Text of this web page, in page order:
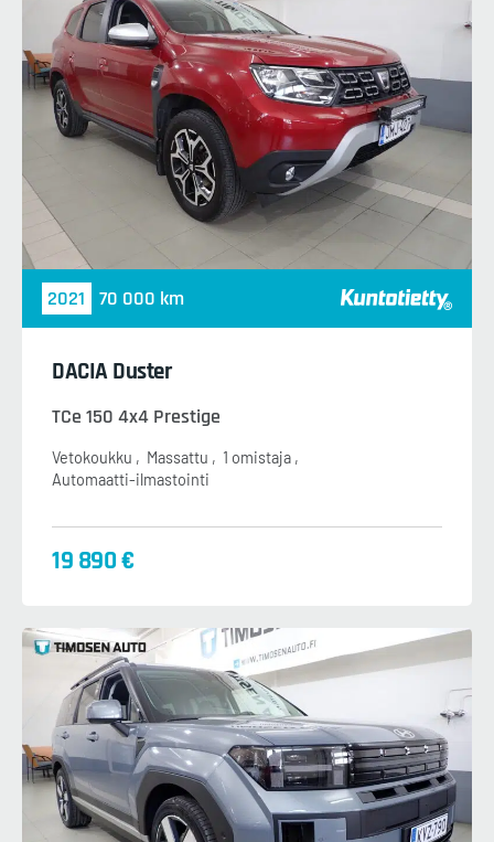
2021 70 000 km
DACIA Duster
TCe 150 4x4 Prestige
Vetokoukku Massattu
1 omistaja
Automaatti-ilmastointi
19 890 €